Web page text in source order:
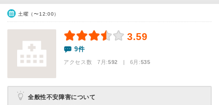
土曜（〜12:00）
3.59
9件
アクセス数 7月:592 | 6月:535
全般性不安障害について